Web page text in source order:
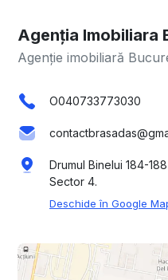
Agenția Imobiliara
Agenție imobiliară
O040733773030
Drumul Binelui 184-
Sector 4.
Deschide în Google